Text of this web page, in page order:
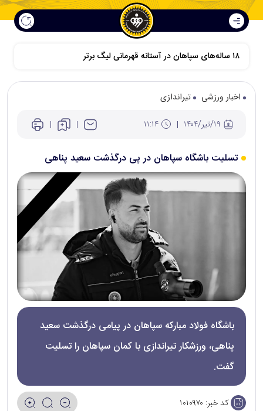
۱۸ ساله‌های سپاهان در آستانه قهرمانی لیگ برتر
اخبار ورزشی
تیراندازی
تسلیت باشگاه سپاهان در پی درگذشت سعید ‌پناهی
باشگاه فولاد مبارکه سپاهان در پیامی درگذشت سعید
پناهی، ورزشکار تیراندازی با کمان سپاهان را تسلیت
گفت.
کد خبر: ۱۰۱۰۹۷۰